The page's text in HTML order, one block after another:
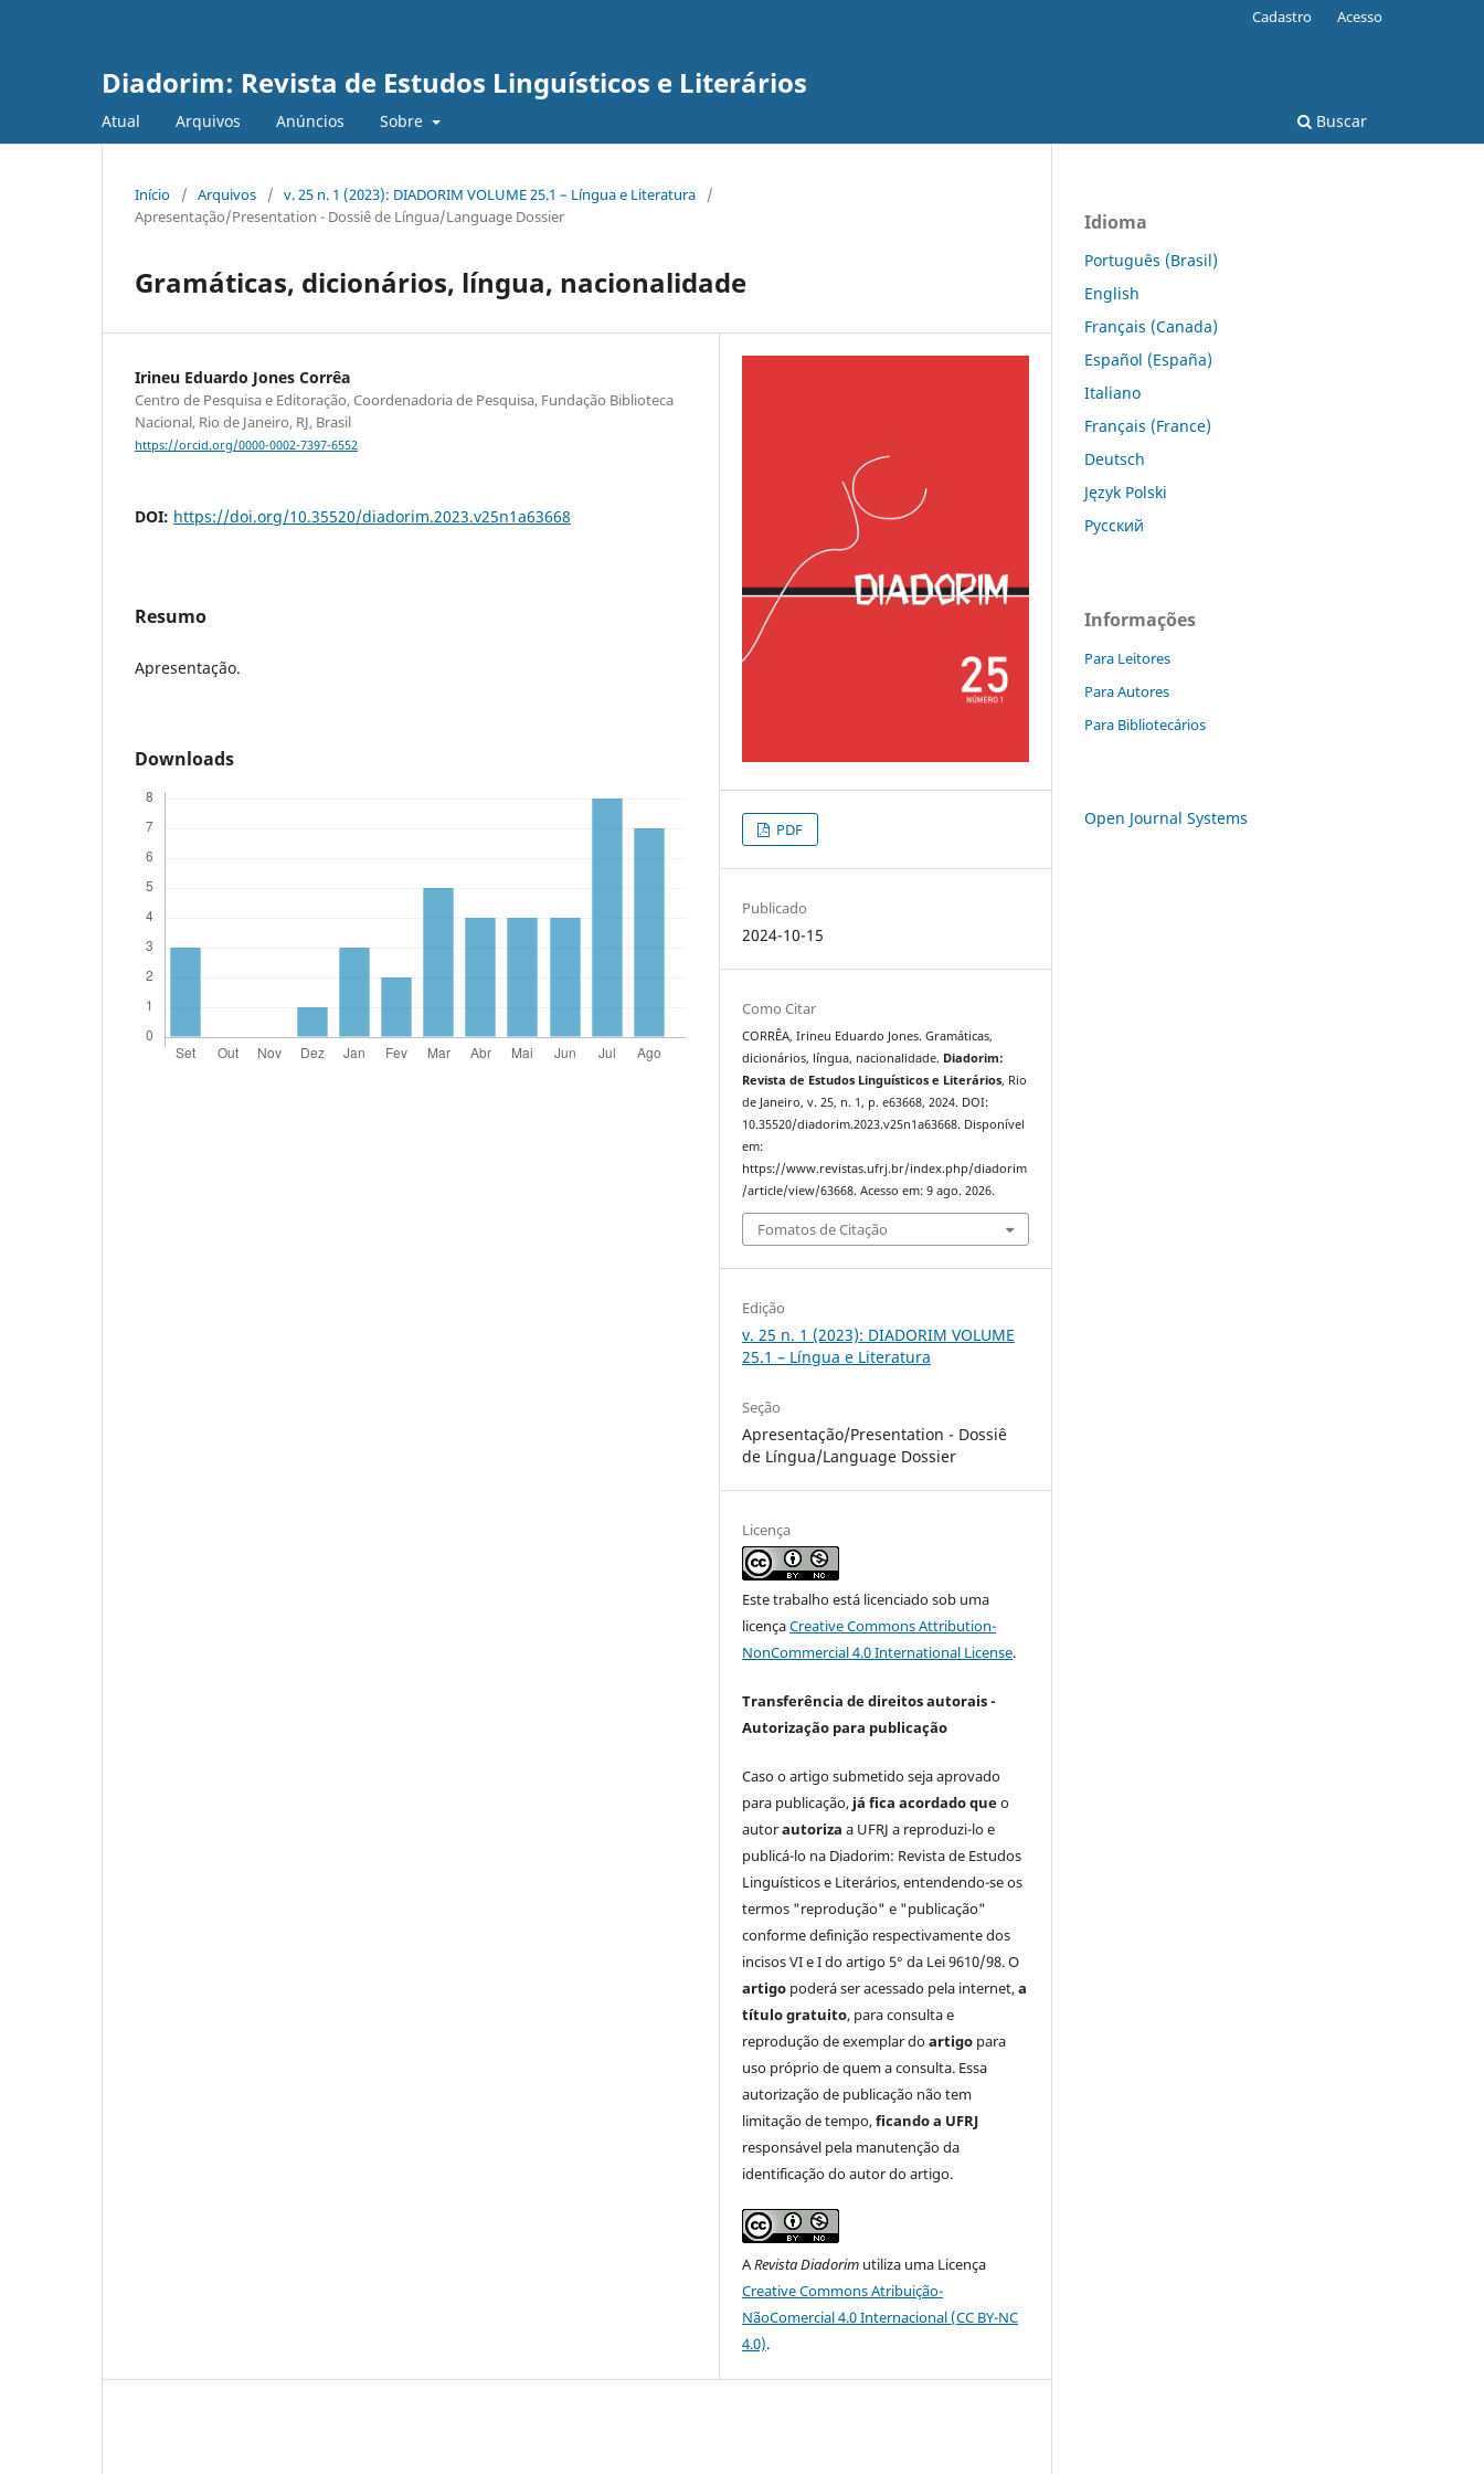
Diadorim: Revista de Estudos Linguísticos e Literários
Atual Arquivos Anúncios Sobre Buscar
Cadastro Acesso
Início / Arquivos / v. 25 n. 1 (2023): DIADORIM VOLUME 25.1 – Língua e Literatura
/
Apresentação/Presentation - Dossiê de Língua/Language Dossier
Gramáticas, dicionários, língua, nacionalidade
Irineu Eduardo Jones Corrêa
Centro de Pesquisa e Editoração, Coordenadoria de Pesquisa, Fundação Biblioteca
Nacional, Rio de Janeiro, RJ, Brasil
https://orcid.org/0000-0002-7397-6552
DOI: https://doi.org/10.35520/diadorim.2023.v25n1a63668
Resumo
Apresentação.
Downloads
PDF
Publicado
2024-10-15
Como Citar
CORRÊA, Irineu Eduardo Jones. Gramáticas,
dicionários, língua, nacionalidade. Diadorim:
Revista de Estudos Linguísticos e Literários, Rio
de Janeiro, v. 25, n. 1, p. e63668, 2024. DOI:
10.35520/diadorim.2023.v25n1a63668. Disponível
em:
https://www.revistas.ufrj.br/index.php/diadorim
/article/view/63668. Acesso em: 9 ago. 2026.
Fomatos de Citação
Edição
v. 25 n. 1 (2023): DIADORIM VOLUME
25.1 – Língua e Literatura
Seção
Apresentação/Presentation - Dossiê
de Língua/Language Dossier
Licença
Este trabalho está licenciado sob uma
licençaCreative Commons Attribution-
NonCommercial 4.0 International License.
Transferência de direitos autorais -
Autorização para publicação
Caso o artigo submetido seja aprovado
para publicação, já fica acordado queo
autorautoriza a UFRJ a reproduzi-lo e
publicá-lo na Diadorim: Revista de Estudos
Linguísticos e Literários, entendendo-se os
termos "reprodução" e "publicação"
conforme definição respectivamente dos
incisos VI e I do artigo 5° da Lei 9610/98. O
artigo poderá ser acessado pela internet,a
título gratuito, para consulta e
reprodução de exemplar doartigo para
uso próprio de quem a consulta. Essa
autorização de publicação não tem
limitação de tempo,ficando a UFRJ
responsável pela manutenção da
identificação do autor do artigo.
ARevista Diadorim utiliza uma Licença
Creative Commons Atribuição-
NãoComercial 4.0 Internacional (CC BY-NC
4.0).
Idioma
Português (Brasil)
English
Français (Canada)
Español (España)
Italiano
Français (France)
Deutsch
Język Polski
Русский
Informações
Para Leitores
Para Autores
Para Bibliotecários
Open Journal Systems